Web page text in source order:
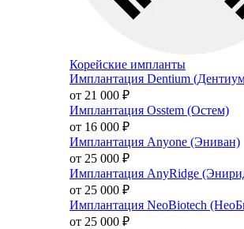
Корейские импланты
Имплантация Dentium
от 21 000 ₽
Имплантация Osstem (Остем)
от 16 000 ₽
Имплантация Anyone (Эниван)
от 25 000 ₽
Имплантация AnyRidge
от 25 000 ₽
Имплантация NeoBiotech
от 25 000 ₽